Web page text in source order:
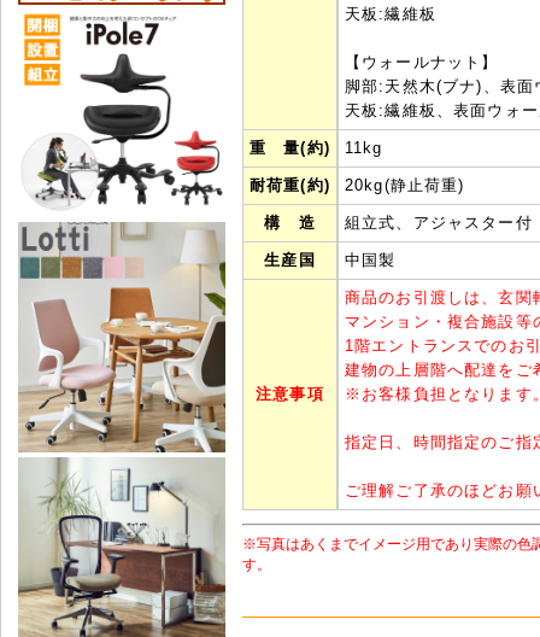
天板:繊維板
【ウォールナット】
脚部:天然木(ブナ)、表
天板:繊維板、表面ウォ
重 量(約) 11kg
耐荷重(約) 20kg(静止荷重)
構 造 組立式、アジャスター付
生産国 中国製
注意事項
商品のお引渡しは、玄関
マンション・複合施設
1階エントランスでのお
建物の上層階へ配達をご
※ お客様負担となります
指定日、時間指定のご指
ご理解ご了承のほどお願
※写真はあくまでイメージ用であり実際の色
す。